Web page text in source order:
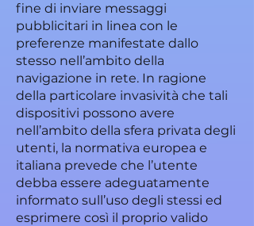
fine di inviare messaggi
pubblicitari in linea con le
preferenze manifestate dallo
stesso nell’ambito della
navigazione in rete. In ragione
della particolare invasività che tali
dispositivi possono avere
nell’ambito della sfera privata degli
utenti, la normativa europea e
italiana prevede che l’utente
debba essere adeguatamente
informato sull’uso degli stessi ed
esprimere così il proprio valido